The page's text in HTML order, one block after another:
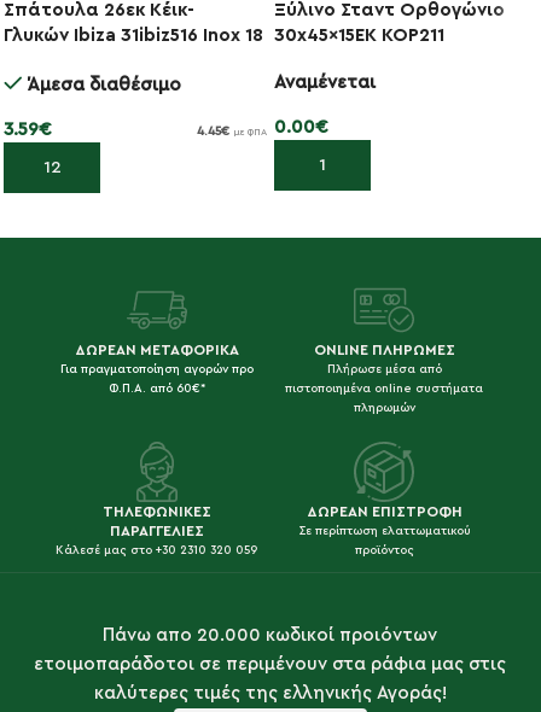
Σπάτουλα 26εκ Κέικ-
Γλυκών Ibiza 31ibiz516 Inox 18
Άμεσα διαθέσιμο
3.59€ 4.45€ με ΦΠΑ
Προσθήκη στο καλάθι
Ξύλινο Σταντ Ορθογώνιο
30x45x15ΕΚ KOP211
Αναμένεται
0.00€
Προσθήκη στο καλάθι
ΔΩΡΕΑΝ ΜΕΤΑΦΟΡΙΚΑ
Για πραγματοποίηση αγορών προ
Φ.Π.Α. από 60€*
ONLINE ΠΛΗΡΩΜΕΣ
Πλήρωσε μέσα από
πιστοποιημένα online συστήματα
πληρωμών
ΤΗΛΕΦΩΝΙΚΕΣ
ΠΑΡΑΓΓΕΛΙΕΣ
Κάλεσέ μας στο +30 2310 320 059
ΔΩΡΕΑΝ ΕΠΙΣΤΡΟΦΗ
Σε περίπτωση ελαττωματικού
προϊόντος
Πάνω απο 20.000 κωδικοί προιόντων
ετοιμοπαράδοτοι σε περιμένουν στα ράφια μας στις
καλύτερες τιμές της ελληνικής Αγοράς!